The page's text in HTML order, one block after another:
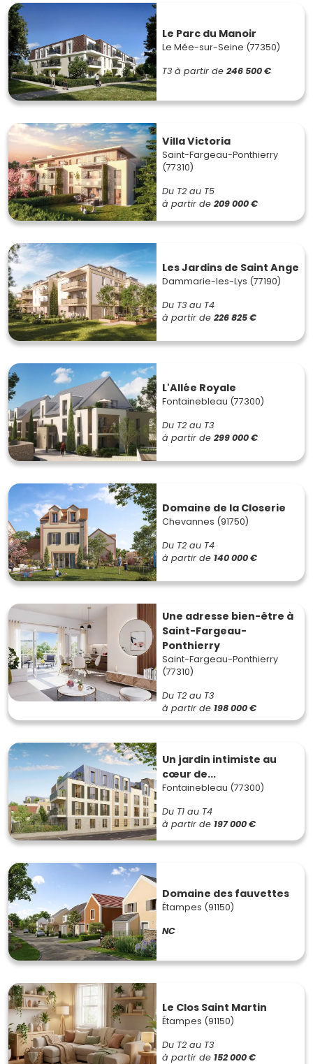
Le Parc du Manoir
Le Mée-sur-Seine (77350)
T3 à partir de 246 500 €
Villa Victoria
Saint-Fargeau-Ponthierry
(77310)
Du T2 au T5
à partir de 209 000 €
Les Jardins de Saint Ange
Dammarie-les-Lys (77190)
Du T3 au T4
à partir de 226 825 €
L'Allée Royale
Fontainebleau (77300)
Du T2 au T3
à partir de 299 000 €
Domaine de la Closerie
Chevannes (91750)
Du T2 au T4
à partir de 140 000 €
Une adresse bien-être à
Saint-Fargeau-
Ponthierry
Saint-Fargeau-Ponthierry
(77310)
Du T2 au T3
à partir de 198 000 €
Un jardin intimiste au
cœur de...
Fontainebleau (77300)
Du T1 au T4
à partir de 197 000 €
Domaine des fauvettes
Étampes (91150)
NC
Le Clos Saint Martin
Étampes (91150)
Du T2 au T3
à partir de 152 000 €